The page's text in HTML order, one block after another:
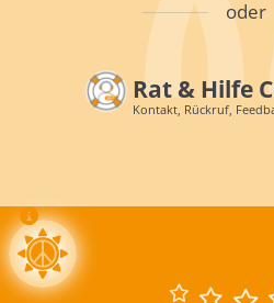
oder
Rat & Hilfe
Kontakt, Rückruf,